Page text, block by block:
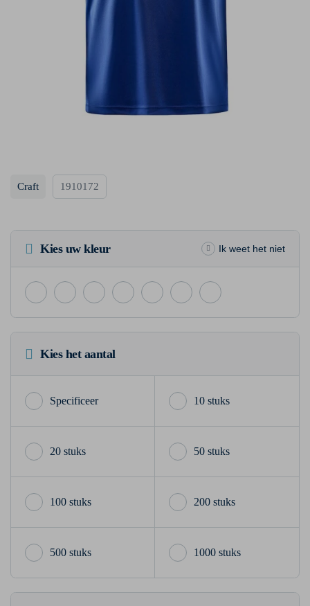
Craft 1910172
Kies uw kleur Ik weet het niet
Kies het aantal
10 stuks
20 stuks 50 stuks
100 stuks 200 stuks
500 stuks 1000 stuks